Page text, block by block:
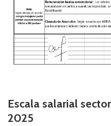
Escala salarial
2025